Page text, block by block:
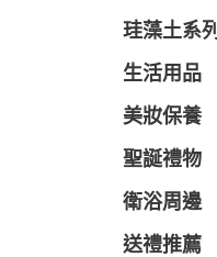
珪藻土系列
生活用品
美妝保養
聖誕禮物
衛浴周邊
送禮推薦